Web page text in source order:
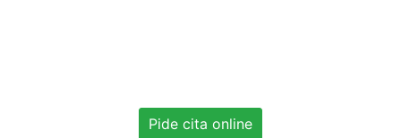
Pide cita online